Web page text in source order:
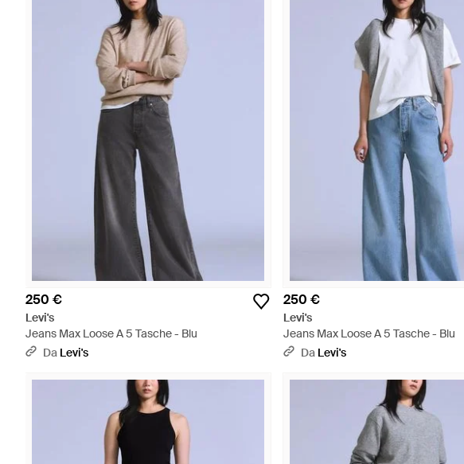
250 €
Levi's
Jeans Max Loose A 5 Tasche - Blu
Da Levi's
250 €
Levi's
Jeans Max Loose A 5 Tasche - Blu
Da Levi's